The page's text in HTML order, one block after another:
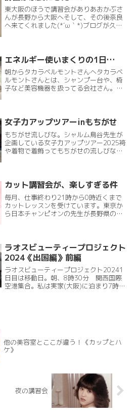
東大阪のほうで講習会がありあおかぶさ
んが長野から大阪へそして、その後奈良
へ来てくれました(⁠*⁠´⁠ω⁠｀⁠*⁠)ブログが久々
More
エネルギー使いまくりの1日…
朝からタカラベルモントさんへタカラベ
ルモントさんとは、シャンプー台や、椅
子など美容機器を扱ってる会社さん。め
注でオーダーすることにRead More
女子力アップツアーinもちがせ
もちがせ流しびな。シャルム鳥谷先生が
企画している女子力アップツアー2025袴
や着物で着飾ってもちがせの流しびなに
す流した後はお願Read More
カット講習会が、楽しすぎる件
毎月、仕事終わり21時から0時近くまで
カットレッスンを受けています。東京か
ら日本チャンピオンの先生が長野県の松
せていただけることになRead More
ラオスビューティープロジェクト
2024《出国編》前編
ラオスビューティープロジェクト20241
日目は移動日。朝、8時30分 関西国際
空港集合。私は実家(大阪)に泊まり7時30
他の美容室とここが違う！《カップとハ
ケ》
夜の講習会